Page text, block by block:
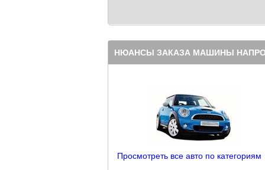
НЮАНСЫ ЗАКАЗА МАШИНЫ
Просмотреть все авто по категориям